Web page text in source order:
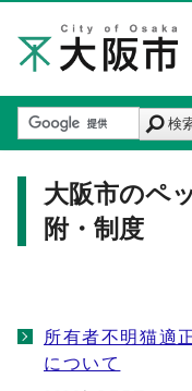
検
大阪市のペ
附・制度
所有者不明猫適
について